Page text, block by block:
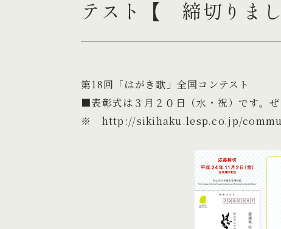
テスト【 締切りま
第18回「はがき歌」全国コンテスト
■表彰式は３月２０日（水・祝）です。ぜ
※ http://sikihaku.lesp.co.jp/